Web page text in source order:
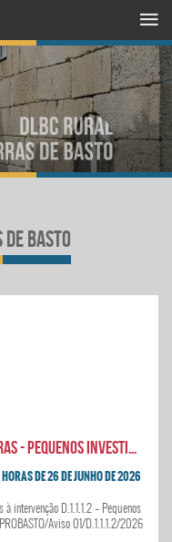
basto
Anúncio de abertura de candidaturas - Pequenos investimentos na bioeconomia e economia circular
DE 26 DE JUNHO DE 2026
intervenção D.1.1.1.2 – Pequenos
Aviso 01/D.1.1.1.2/2026